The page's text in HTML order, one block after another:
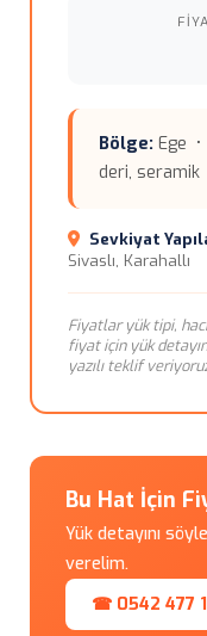
Bölge: Ege •
deri, seramik
Sevkiyat
Sivaslı, Karahallı
Fiyatlar yük tipi,
fiyat için yük
yazılı teklif
Bu Hat İçin
Yük detayını
verelim.
☎ 0542 477